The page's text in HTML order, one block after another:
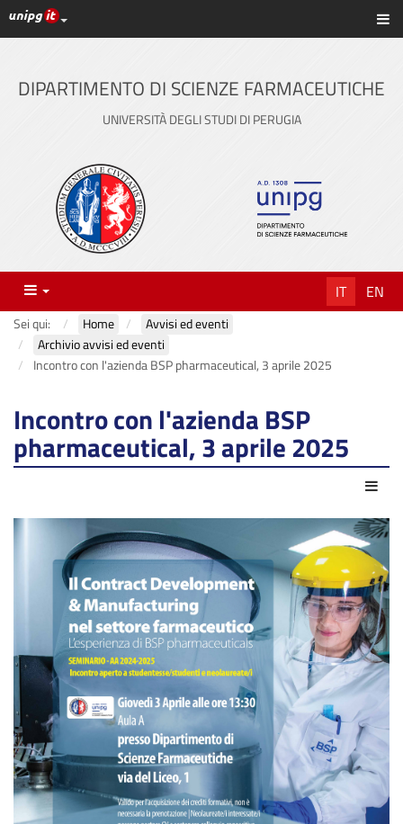
Vai
al
principale
Link ai principali servizi web di Ateneo
DIPARTIMENTO DI SCIENZE FARMACEUTICHE
UNIVERSITÀ DEGLI STUDI DI PERUGIA
Menu IT EN
Sei qui: Home
Avvisi ed eventi
Archivio avvisi ed eventi
Incontro con l'azienda BSP pharmaceutical, 3 aprile 2025
Incontro con l'azienda BSP
pharmaceutical, 3 aprile 2025